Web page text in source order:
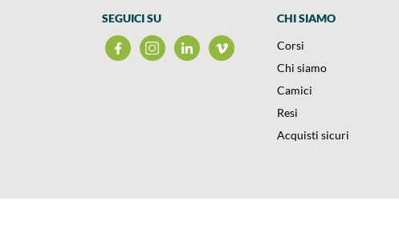
SEGUICI SU
CHI SIAMO
Corsi
Chi siamo
Camici
Resi
Acquisti sicuri